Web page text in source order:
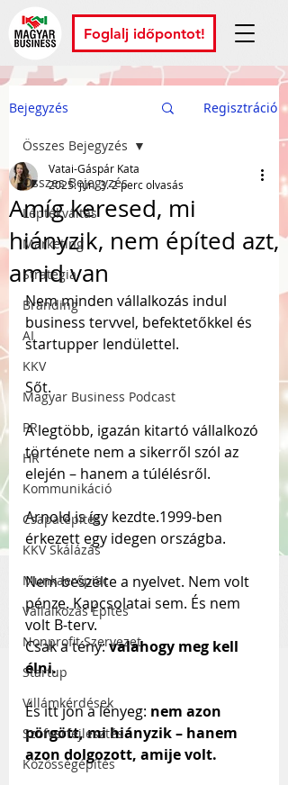
Foglalj időpontot!
Bejegyzés Regisztráció
Összes Bejegyzés
Léptékváltás
Marketing
Stratégia
Branding
AI
KKV
Magyar Business Podcast
PR
HR
Kommunikáció
Csapatépítés
KKV Skálázás
Munkaerőpiac
Vállalkozás Építés
Nonprofit Szervezet
Startup
Villámkérdések
Szofverfejlesztés
Közösségépítés
Összes Bejegyzés
Amíg keresed, mi
hiányzik, nem építed azt,
amid van
Vatai-Gáspár Kata
2025. jún. 3.2 perc olvasás
Nem minden vállalkozás indul
business tervvel, befektetőkkel és
startupper lendülettel.
Sőt.
A legtöbb, igazán kitartó vállalkozó
története nem a sikerről szól az
elején – hanem a túlélésről.
Arnold is így kezdte.1999-ben
érkezett egy idegen országba.
Nem beszélte a nyelvet. Nem volt
pénze. Kapcsolatai sem. És nem
volt B-terv.
Csak a tény: valahogy meg kell
élni.
És itt jön a lényeg: nem azon
pörgött, mi hiányzik – hanem
azon dolgozott, amije volt.